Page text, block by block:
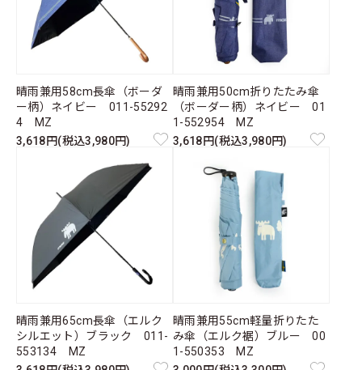
晴雨兼用58cm長傘（ボーダ
ー柄）ネイビー 011-55292
4 MZ
3,618円(税込3,980円)
晴雨兼用50cm折りたたみ傘
（ボーダー柄）ネイビー 01
1-552954 MZ
3,618円(税込3,980円)
晴雨兼用65cm長傘（エルク
シルエット）ブラック 011-
553134 MZ
晴雨兼用55cm軽量折りたた
み傘（エルク裾）ブルー 00
1-550353 MZ